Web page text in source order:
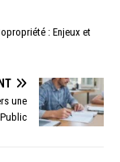
: Enjeux et
une